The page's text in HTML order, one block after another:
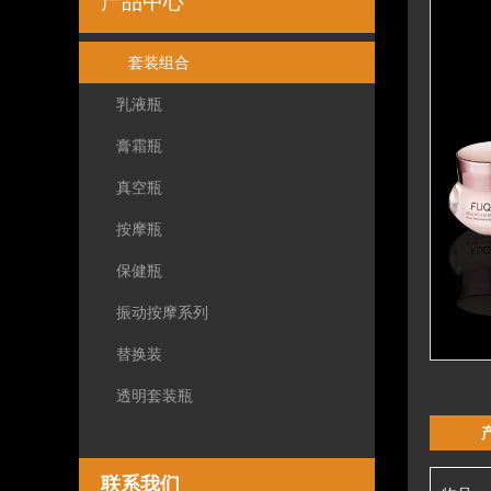
套装组合
乳液瓶
膏霜瓶
真空瓶
按摩瓶
保健瓶
振动按摩系列
替换装
透明套装瓶
联系我们